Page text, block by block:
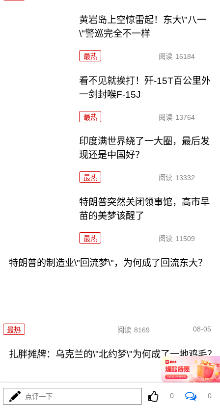
黄岩岛上空惊雷起！东大\"八一
\"警巡完全不一样
最热 阅读 16184
看不见就挨打！歼-15T百公里外
一剑封喉F-15J
最热 阅读 13764
印度满世界绕了一大圈，最后发
现还是中国好？
最热 阅读 13332
特朗普突然关闭领事馆，高市早
苗的美梦该醒了
最热 阅读 11509
特朗普的制造业\"回流梦\"，为何成了回流东大？
最热 阅读 8169 08-05
扎胖摊牌：乌克兰的\"北约梦\"为何成了一地鸡毛？
点评一下 0 0